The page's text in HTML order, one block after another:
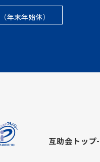
（年末年始休）
互助会トップ